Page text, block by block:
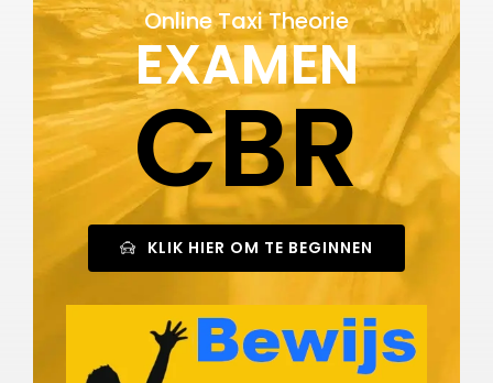
Online Taxi Theorie
EXAMEN
CBR
KLIK HIER OM TE BEGINNEN